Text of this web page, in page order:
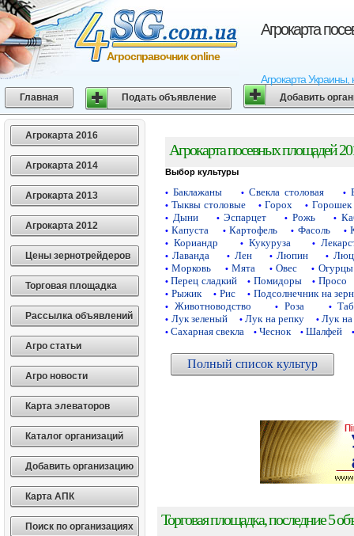
Агрокарта
Агрокарта
Агросправочник online
Главная Подать объявление Добавить
Агрокарта 2016
Агрокарта 2014
Агрокарта 2013
Агрокарта 2012
Цены зернотрейдеров
Торговая площадка
Рассылка объявлений
Агро статьи
Агро новости
Карта элеваторов
Каталог организаций
Добавить организацию
Карта АПК
Поиск по организациях
Агрокарта посевных площадей
Выбор культуры
• Баклажаны • Свекла столовая •
• Тыквы столовые • Горох • Горошек
• Дыни • Эспарцет • Рожь •
• Капуста • Картофель • Фасоль •
• Кориандр • Кукуруза •
• Лаванда • Лен • Люпин •
• Морковь • Мята • Овес • Огурцы
• Перец сладкий • Помидоры • Просо
• Рыжик • Рис • Подсолнечник на
• Животноводство • Роза •
• Лук зеленый • Лук на репку • Лук на
• Сахарная свекла • Чеснок • Шалфей •
Полный список культур
Торговая площадка, последние 5